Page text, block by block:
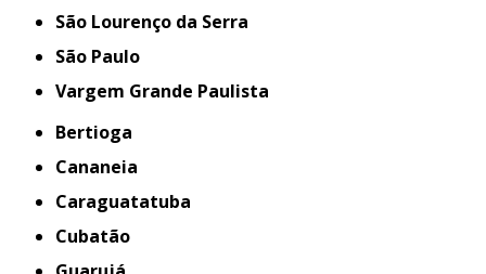
São Lourenço da Serra
São Paulo
Vargem Grande Paulista
Bertioga
Cananeia
Caraguatatuba
Cubatão